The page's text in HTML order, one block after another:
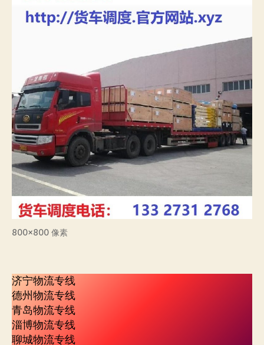
800×800 像素
济宁物流专线
德州物流专线
青岛物流专线
淄博物流专线
聊城物流专线